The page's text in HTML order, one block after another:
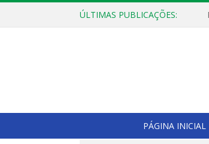
ÚLTIMAS PUBLICAÇÕES:
PÁGINA INICIAL